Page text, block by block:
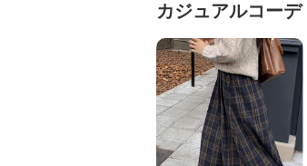
カジュアルコーデ